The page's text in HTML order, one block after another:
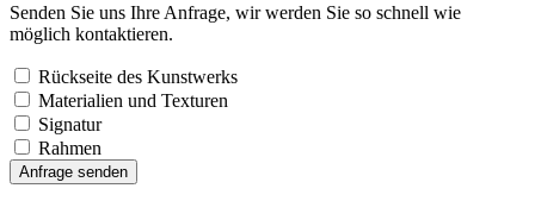
Senden Sie uns Ihre Anfrage, wir werden Sie so schnell wie
möglich kontaktieren.
Rückseite des Kunstwerks
Materialien und Texturen
Signatur
Rahmen
Anfrage senden